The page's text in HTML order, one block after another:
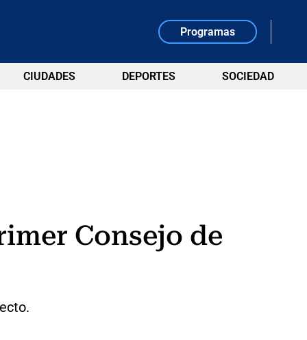
Programas
CIUDADES DEPORTES SOCIEDAD
Consejo de